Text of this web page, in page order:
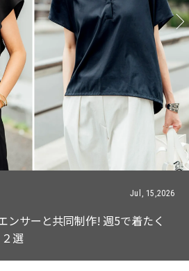
Jul, 15,2026
ンサーと共同制作! 週5で着たく
選